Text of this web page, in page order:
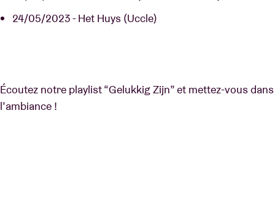
24/05/2023 - Het Huys (Uccle)
Écoutez notre playlist “Gelukkig Zijn” et mettez-vous dans
l’ambiance !